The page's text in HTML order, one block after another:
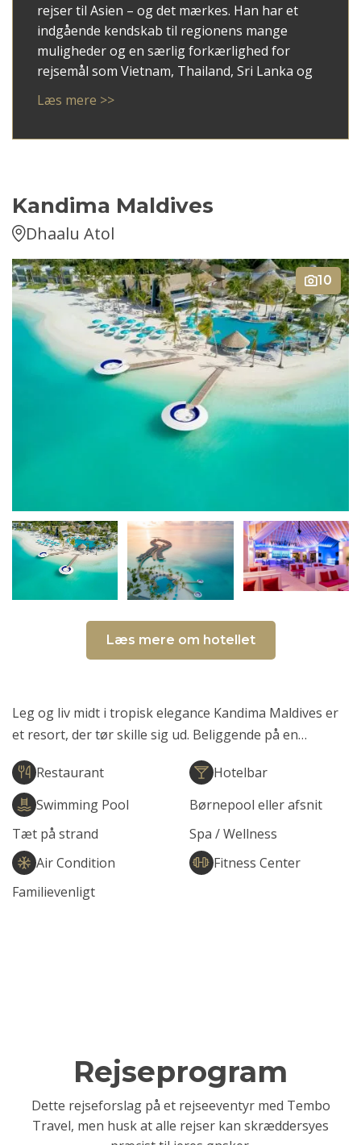
rejser til Asien – og det mærkes. Han har et
indgående kendskab til regionens mange
muligheder og en særlig forkærlighed for
rejsemål som Vietnam, Thailand, Sri Lanka og
ikke mindst Japan.
tilgang, hvor dine ønsker mødes med faglig
om du søger autentiske oplevelser, høj
komfort eller en blanding af begge dele.
Læs mere >>
Kandima Maldives
Dhaalu Atol
10
Læs mere om hotellet
Leg og liv midt i tropisk elegance Kandima Maldives er
et resort, der tør skille sig ud. Beliggende på en…
Restaurant
Hotelbar
Swimming Pool
Børnepool eller afsnit
Tæt på strand
Spa / Wellness
Air Condition
Fitness Center
Familievenligt
Rejseprogram
Dette rejseforslag på et rejseeventyr med Tembo
Travel, men husk at alle rejser kan skræddersyes